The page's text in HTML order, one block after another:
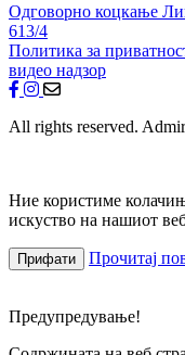
Одговорно коцкање
613/4
Политика за
видео надзор
All rights reserved.
Ние користиме
искуство на нашиот веб
Прифати Прочитај
Предупредување!